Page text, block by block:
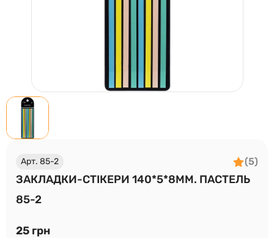
Арт. 85-2 (5)
ЗАКЛАДКИ-СТІКЕРИ 140*5*8ММ. ПАСТЕЛЬ
85-2
25 грн